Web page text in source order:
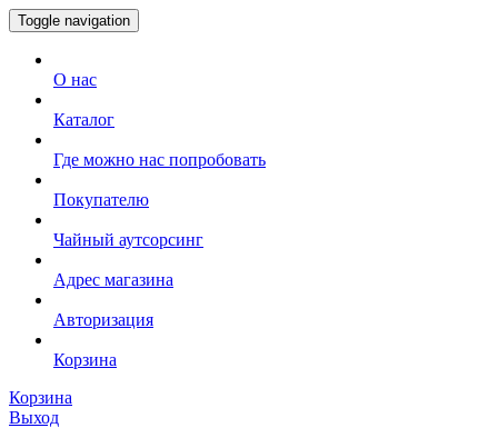
Toggle navigation
О нас
Каталог
Где можно нас попробовать
Покупателю
Чайный аутсорсинг
Адрес магазина
Авторизация
Корзина
Корзина
Выход